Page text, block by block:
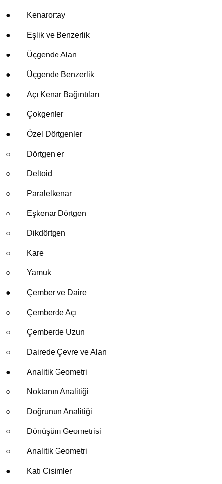
● Kenarortay
● Eşlik ve Benzerlik
● Üçgende Alan
● Üçgende Benzerlik
● Açı Kenar Bağıntıları
● Çokgenler
● Özel Dörtgenler
○ Dörtgenler
○ Deltoid
○ Paralelkenar
○ Eşkenar Dörtgen
○ Dikdörtgen
○ Kare
○ Yamuk
● Çember ve Daire
○ Çemberde Açı
○ Çemberde Uzun
○ Dairede Çevre ve Alan
● Analitik Geometri
○ Noktanın Analitiği
○ Doğrunun Analitiği
○ Dönüşüm Geometrisi
○ Analitik Geometri
● Katı Cisimler